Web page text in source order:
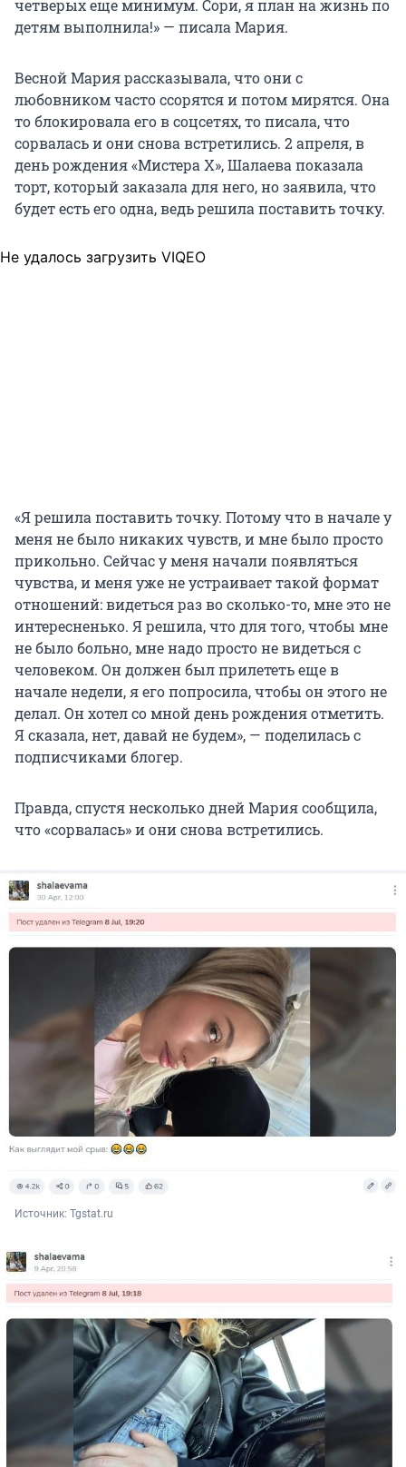
четверых еще минимум. Сори, я план на жизнь по
детям выполнила!» — писала Мария.
Весной Мария рассказывала, что они с
любовником часто ссорятся и потом мирятся. Она
то блокировала его в соцсетях, то писала, что
сорвалась и они снова встретились. 2 апреля, в
день рождения «Мистера Х», Шалаева показала
торт, который заказала для него, но заявила, что
будет есть его одна, ведь решила поставить точку.
Не удалось загрузить VIQEO
«Я решила поставить точку. Потому что в начале у
меня не было никаких чувств, и мне было просто
прикольно. Сейчас у меня начали появляться
чувства, и меня уже не устраивает такой формат
отношений: видеться раз во сколько-то, мне это не
интересненько. Я решила, что для того, чтобы мне
не было больно, мне надо просто не видеться с
человеком. Он должен был прилететь еще в
начале недели, я его попросила, чтобы он этого не
делал. Он хотел со мной день рождения отметить.
Я сказала, нет, давай не будем», — поделилась с
подписчиками блогер.
Правда, спустя несколько дней Мария сообщила,
что «сорвалась» и они снова встретились.
Источник: Tgstat.ru